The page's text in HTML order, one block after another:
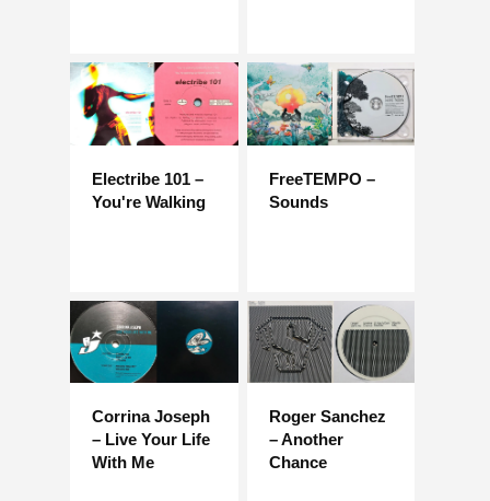
Electribe 101 –
You're Walking
FreeTEMPO –
Sounds
Corrina Joseph
– Live Your Life
With Me
Roger Sanchez
– Another
Chance